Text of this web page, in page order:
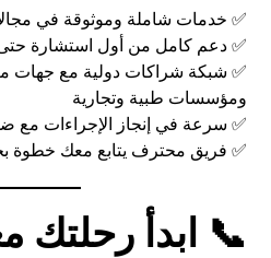
✅ خدمات شاملة وموثوقة في
✅ دعم كامل من أول استشارة حتى
✅ شبكة شراكات دولية مع جهات
ومؤسسات طبية وتجارية
✅ سرعة في إنجاز الإجراءات مع ضمان
✅ فريق محترف يتابع معك خطوة
📞 ابدأ رحلتك